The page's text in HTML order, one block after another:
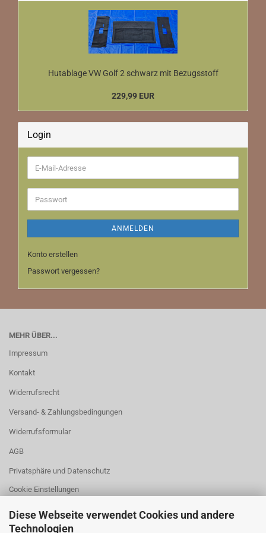
Diese Webseite verwendet Cookies und andere
Technologien
Hutablage VW Golf 2 schwarz mit Bezugsstoff
229,99 EUR
Login
E-
Mail-
Adresse
Passwort
ANMELDEN
Konto erstellen
Passwort vergessen?
MEHR ÜBER...
Impressum
Kontakt
Widerrufsrecht
Versand- & Zahlungsbedingungen
Widerrufsformular
AGB
Privatsphäre und Datenschutz
Cookie Einstellungen